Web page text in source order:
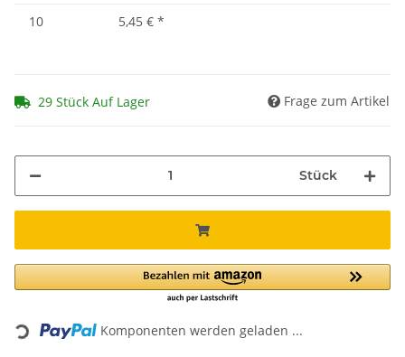
10
5,45 € *
29 Stück Auf Lager Frage zum Artikel
Stück
Loading... Komponenten werden geladen ...